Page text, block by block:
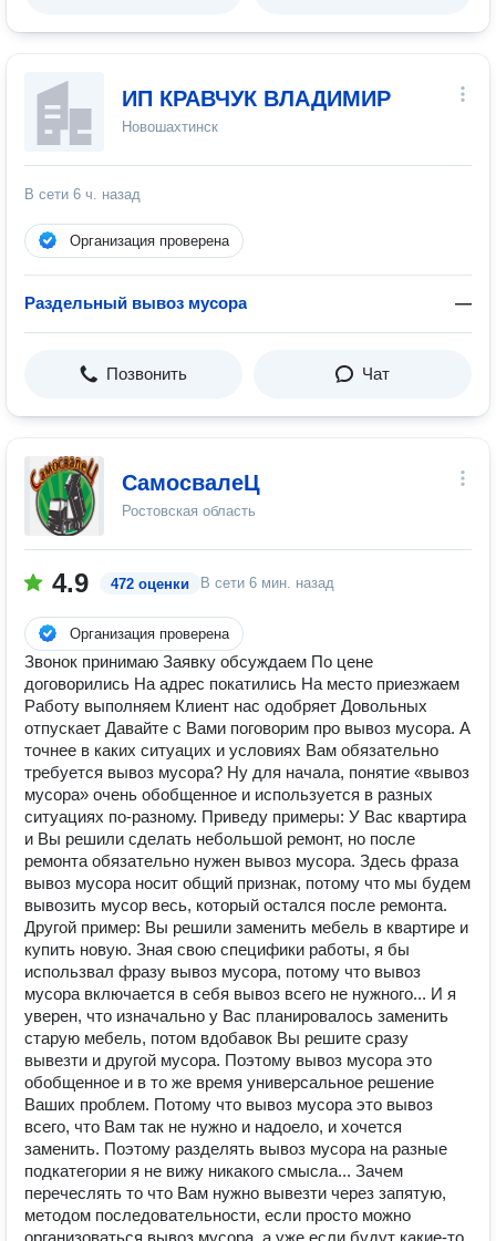
ИП КРАВЧУК ВЛАДИМИР
Новошахтинск
В сети 6 ч. назад
Организация проверена
Раздельный вывоз мусора —
Позвонить Чат
СамосвалеЦ
Ростовская область
4.9 472 оценки В сети 6 мин. назад
Организация проверена
Звонок принимаю Заявку обсуждаем По цене
договорились На адрес покатились На место приезжаем
Работу выполняем Клиент нас одобряет Довольных
отпускает Давайте с Вами поговорим про вывоз мусора. А
точнее в каких ситуацих и условиях Вам обязательно
требуется вывоз мусора? Ну для начала, понятие «вывоз
мусора» очень обобщенное и используется в разных
ситуациях по-разному. Приведу примеры: У Вас квартира
и Вы решили сделать небольшой ремонт, но после
ремонта обязательно нужен вывоз мусора. Здесь фраза
вывоз мусора носит общий признак, потому что мы будем
вывозить мусор весь, который остался после ремонта.
Другой пример: Вы решили заменить мебель в квартире и
купить новую. Зная свою специфики работы, я бы
использвал фразу вывоз мусора, потому что вывоз
мусора включается в себя вывоз всего не нужного... И я
уверен, что изначально у Вас планировалось заменить
старую мебель, потом вдобавок Вы решите сразу
вывезти и другой мусора. Поэтому вывоз мусора это
обобщенное и в то же время универсальное решение
Ваших проблем. Потому что вывоз мусора это вывоз
всего, что Вам так не нужно и надоело, и хочется
заменить. Поэтому разделять вывоз мусора на разные
подкатегории я не вижу никакого смысла... Зачем
перечеслять то что Вам нужно вывезти через запятую,
методом последовательности, если просто можно
организоваться вывоз мусора, а уже если будут какие-то